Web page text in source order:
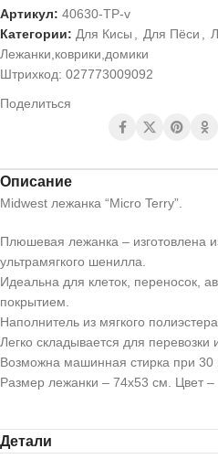
Артикул: 40630-TP-v
Категории: Для Кисы Для Пёси
Лежанки,коврики,домики
Штрихкод: 027773009092
Поделиться
Описание
Midwest лежанка “Micro Terry”.
Плюшевая лежанка – изготовлена
ультрамягкого шенилла.
Идеальна для клеток, переносок,
покрытием.
Наполнитель из мягкого
Легко складывается для перевозки
Возможна машинная стирка при 30
Размер лежанки – 74х53 см. Цвет –
Детали